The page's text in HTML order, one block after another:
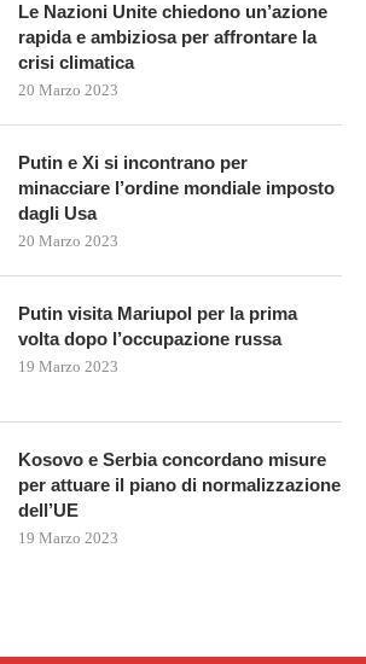
Le Nazioni Unite chiedono un’azione
rapida e ambiziosa per affrontare la
crisi climatica
20 Marzo 2023
Putin e Xi si incontrano per
minacciare l’ordine mondiale imposto
dagli Usa
20 Marzo 2023
Putin visita Mariupol per la prima
volta dopo l’occupazione russa
19 Marzo 2023
Kosovo e Serbia concordano misure
per attuare il piano di normalizzazione
dell’UE
19 Marzo 2023